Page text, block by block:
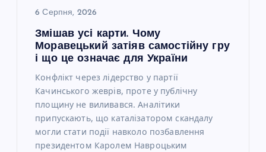
6 Серпня, 2026
Змішав усі карти. Чому
Моравецький затіяв самостійну гру
і що це означає для України
Конфлікт через лідерство у партії
Качинського жеврів, проте у публічну
площину не виливався. Аналітики
припускають, що каталізатором скандалу
могли стати події навколо позбавлення
президентом Каролем Навроцьким